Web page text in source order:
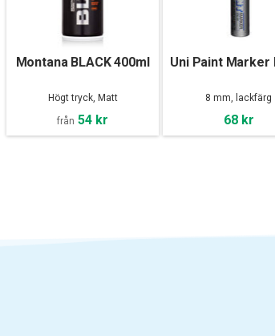
Montana BLACK 400ml
Högt tryck, Matt
från 54 kr
Uni Paint Marker
8 mm, lackfärg
68 kr